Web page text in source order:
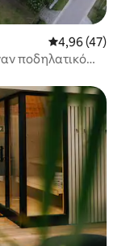
Μέση
4,96 (47)
ποδηλατικό